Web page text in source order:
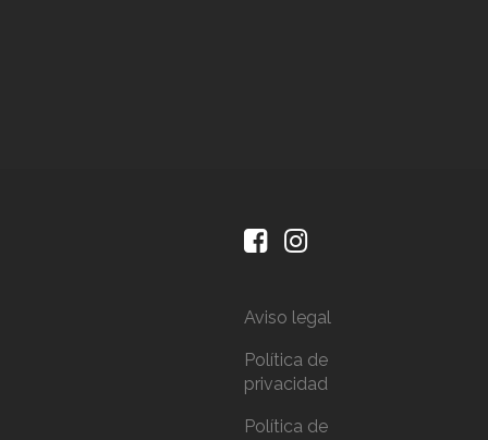
Aviso legal
Política de
privacidad
Política de